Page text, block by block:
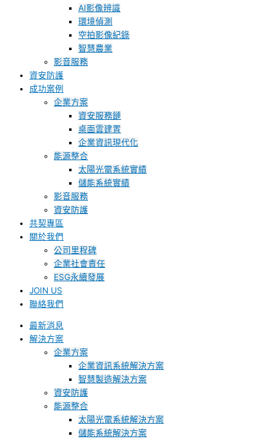
AI影像辨識
環境偵測
空拍影像紀錄
智慧農業
影音服務
資安防護
成功案例
企業方案
資安服務鏈
桌面雲建置
企業資訊現代化
能源整合
太陽光電系統實績
儲能系統實績
影音服務
資安防護
共契專區
關於我們
公司里程碑
企業社會責任
ESG永續發展
JOIN US
聯絡我們
最新消息
解決方案
企業方案
企業資訊系統解決方案
智慧製造解決方案
資安防護
能源整合
太陽光電系統解決方案
儲能系統解決方案